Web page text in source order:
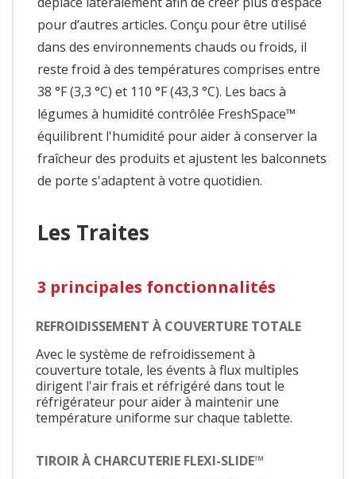
pour d’autres articles. Conçu pour être utilisé
dans des environnements chauds ou froids, il
reste froid à des températures comprises entre
38 °F (3,3 °C) et 110 °F (43,3 °C). Les bacs à
légumes à humidité contrôlée FreshSpace™
équilibrent l'humidité pour aider à conserver la
fraîcheur des produits et ajustent les balconnets
de porte s'adaptent à votre quotidien.
Les Traites
3 principales fonctionnalités
REFROIDISSEMENT À COUVERTURE TOTALE
Avec le système de refroidissement à
couverture totale, les évents à flux multiples
dirigent l'air frais et réfrigéré dans tout le
réfrigérateur pour aider à maintenir une
température uniforme sur chaque tablette.
TIROIR À CHARCUTERIE FLEXI-SLIDE™